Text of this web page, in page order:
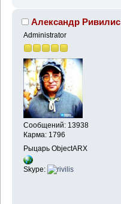
Александр Ривилис
Administrator
Сообщений: 13938
Карма: 1796
Рыцарь ObjectARX
Skype: